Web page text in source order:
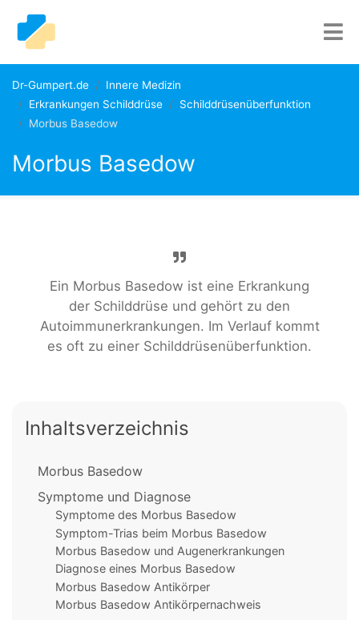
Dr-Gumpert.de
Innere Medizin
Erkrankungen Schilddrüse
Schilddrüsenüberfunktion
Morbus Basedow
Morbus Basedow
Ein Morbus Basedow ist eine Erkrankung
der Schilddrüse und gehört zu den
Autoimmunerkrankungen. Im Verlauf kommt
es oft zu einer Schilddrüsenüberfunktion.
Inhaltsverzeichnis
Morbus Basedow
Symptome und Diagnose
Symptome des Morbus Basedow
Symptom-Trias beim Morbus Basedow
Morbus Basedow und Augenerkrankungen
Diagnose eines Morbus Basedow
Morbus Basedow Antikörper
Morbus Basedow Antikörpernachweis